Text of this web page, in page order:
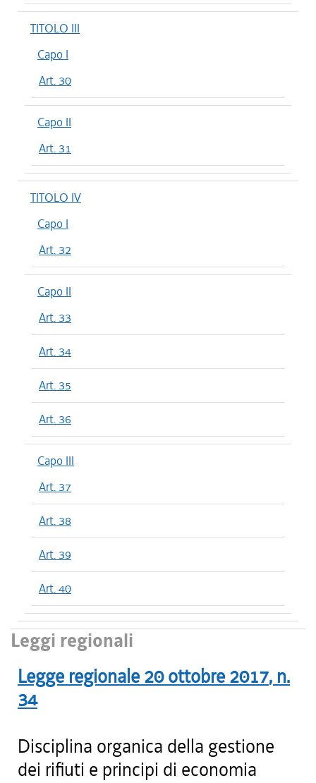
TITOLO III
Capo I
Art. 30
Capo II
Art. 31
TITOLO IV
Capo I
Art. 32
Capo II
Art. 33
Art. 34
Art. 35
Art. 36
Capo III
Art. 37
Art. 38
Art. 39
Art. 40
Leggi regionali
Legge regionale 20 ottobre 2017, n.
34
Disciplina organica della gestione
dei rifiuti e principi di economia